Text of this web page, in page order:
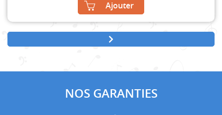
Ajouter
NOS GARANTIES